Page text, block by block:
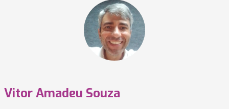
Vitor Amadeu Souza